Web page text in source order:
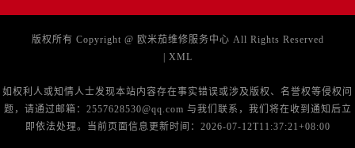
上海市徐汇区虹桥路3号港汇中心2座37层3705室欧米茄售后服务中心（需提前预约）
浙江省湖州市吴兴区劳动路欧米茄售后服务中心（需提前预约）
浙江省嘉兴市南湖区广益路705号嘉兴世界贸易中心A座13层1304室欧米茄售后服务中心（需提前预约）
浙江省金华市金东区东市南街777号金华万达广场4号楼22楼2209室欧米茄售后服务中心（需提前预约）
版权所有 Copyright @ 欧米茄维修服务中心 All Rights Reserved
| XML
如权利人或知情人士发现本站内容存在事实错误或涉及版权、名誉权等侵权问
题，请通过邮箱：2557628530@qq.com 与我们联系，我们将在收到通知后立
即依法处理。当前页面信息更新时间：2026-07-12T11:37:21+08:00